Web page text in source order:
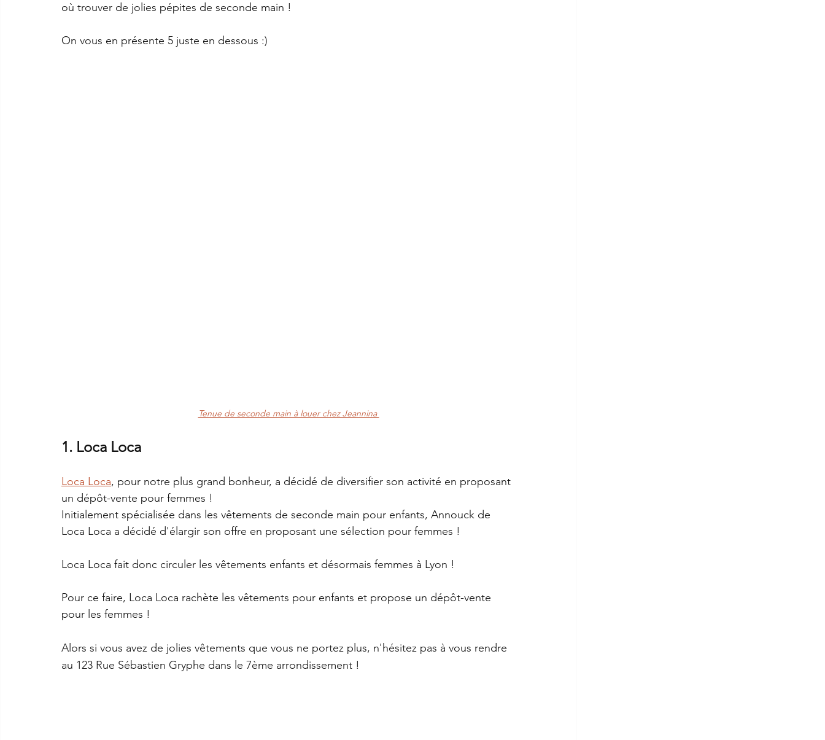
où trouver de jolies pépites de seconde main !
On vous en présente 5 juste en dessous :)
Tenue de seconde main à louer chez Jeannina
1. Loca Loca
Loca Loca, pour notre plus grand bonheur, a décidé de diversifier son activité en proposant
un dépôt-vente pour femmes !
Initialement spécialisée dans les vêtements de seconde main pour enfants, Annouck de
Loca Loca a décidé d'élargir son offre en proposant une sélection pour femmes !
Loca Loca fait donc circuler les vêtements enfants et désormais femmes à Lyon !
Pour ce faire, Loca Loca rachète les vêtements pour enfants et propose un dépôt-vente
pour les femmes !
Alors si vous avez de jolies vêtements que vous ne portez plus, n'hésitez pas à vous rendre
au 123 Rue Sébastien Gryphe dans le 7ème arrondissement !